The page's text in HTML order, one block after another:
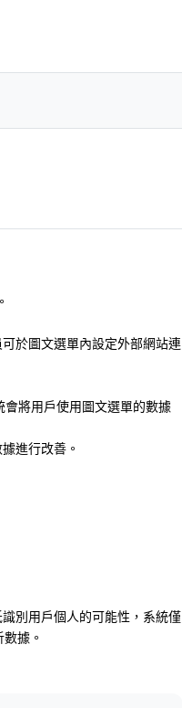
於圖文選單內設定外部網站連
將用戶使用圖文選單的數據
進行改善。
別用戶個人的可能性，系統僅
據。